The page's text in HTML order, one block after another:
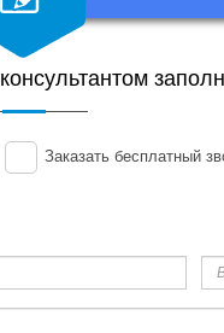
Заказать бесплатный